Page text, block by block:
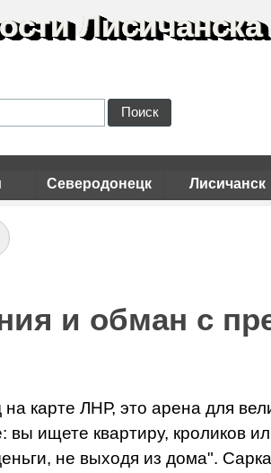
Северодонецк Лисичанск
Поиск
и обман с
карте ЛНР, это арена для
ищете квартиру, кроликов
не выходя из дома".